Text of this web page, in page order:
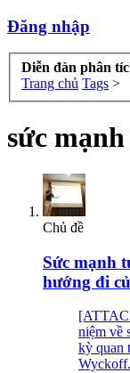
Đăng nhập
Diễn đàn phân
Trang chủ Tags >
sức
Chủ đề
Sức mạnh
hướng đi
niệm về
kỳ quan